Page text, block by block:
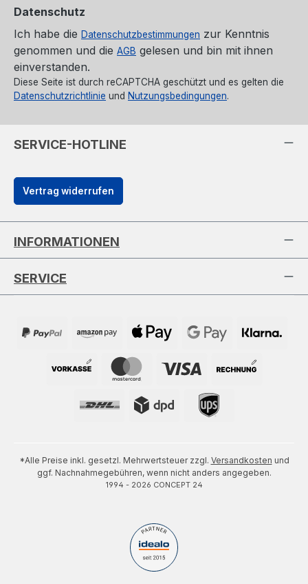
Datenschutz
Ich habe die Datenschutzbestimmungen zur Kenntnis
genommen und die AGB gelesen und bin mit ihnen
einverstanden.
Diese Seite ist durch reCAPTCHA geschützt und es gelten die
Datenschutzrichtlinie und Nutzungsbedingungen.
SERVICE-HOTLINE
Vertrag widerrufen
INFORMATIONEN
SERVICE
*Alle Preise inkl. gesetzl. Mehrwertsteuer zzgl. Versandkosten und
ggf. Nachnahmegebühren, wenn nicht anders angegeben.
1994 - 2026 CONCEPT 24